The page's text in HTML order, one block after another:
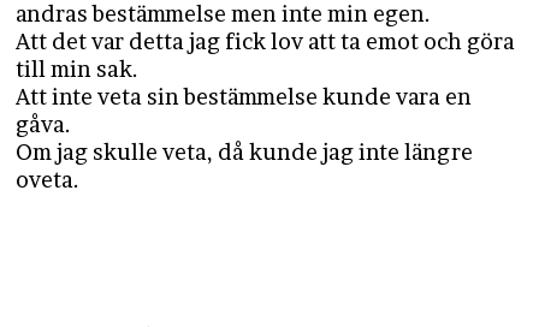
andras bestämmelse men inte min egen.
Att det var detta jag fick lov att ta emot och göra
till min sak.
Att inte veta sin bestämmelse kunde vara en
gåva.
Om jag skulle veta, då kunde jag inte längre
oveta.